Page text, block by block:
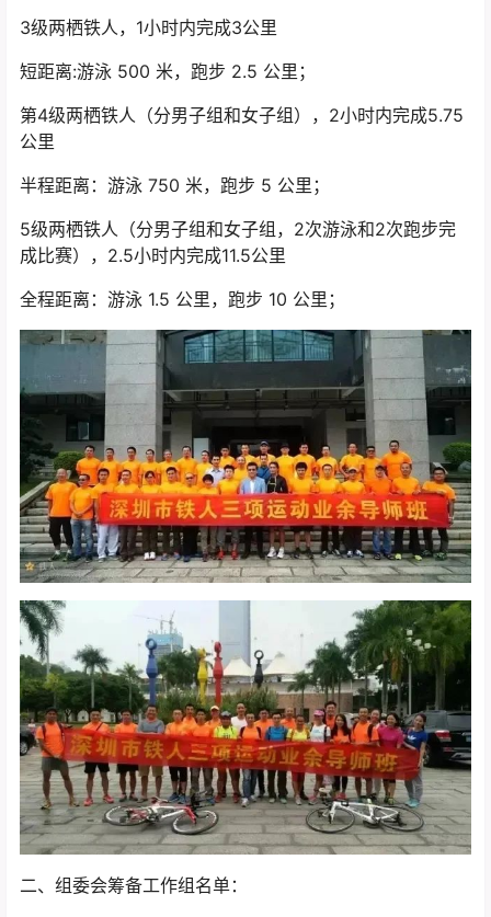
3级两栖铁人，1小时内完成3公里
短距离:游泳 500 米，跑步 2.5 公里；
第4级两栖铁人（分男子组和女子组），2小时内完成5.75
公里
半程距离：游泳 750 米，跑步 5 公里；
5级两栖铁人（分男子组和女子组，2次游泳和2次跑步完
成比赛），2.5小时内完成11.5公里
全程距离：游泳 1.5 公里，跑步 10 公里；
二、组委会筹备工作组名单：